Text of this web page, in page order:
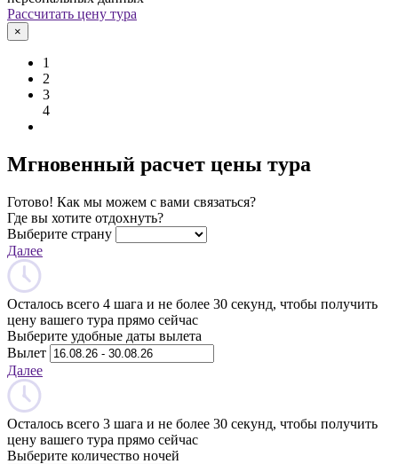
Рассчитать цену тура
×
1
2
3
4
Мгновенный расчет цены тура
Готово! Как мы можем с вами связаться?
Где вы хотите отдохнуть?
Выберите страну
Далее
Осталось всего 4 шага и не более 30 секунд, чтобы получить
цену вашего тура прямо сейчас
Выберите удобные даты вылета
Вылет
Далее
Осталось всего 3 шага и не более 30 секунд, чтобы получить
цену вашего тура прямо сейчас
Выберите количество ночей